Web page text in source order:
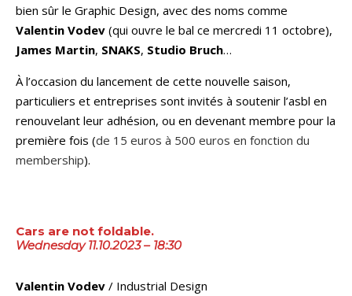
bien sûr le Graphic Design, avec des noms comme
Valentin Vodev (qui ouvre le bal ce mercredi 11 octobre),
James Martin, SNAKS, Studio Bruch…
À l’occasion du lancement de cette nouvelle saison,
particuliers et entreprises sont invités à soutenir l’asbl en
renouvelant leur adhésion, ou en devenant membre pour la
première fois (de 15 euros à 500 euros en fonction du
membership).
Cars are not foldable.
Wednesday 11.10.2023 – 18:30
Valentin Vodev / Industrial Design